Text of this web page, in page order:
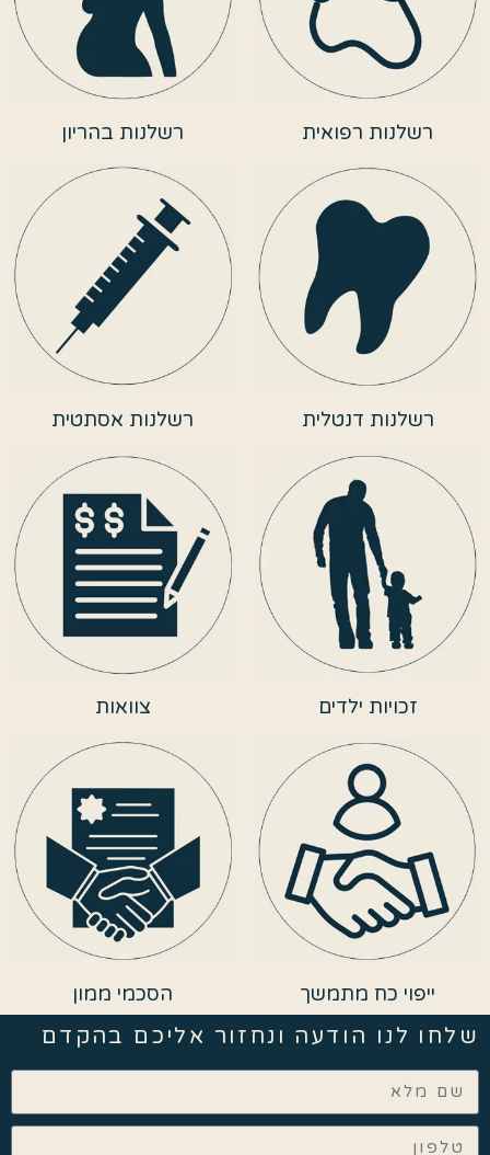
רשלנות רפואית רשלנות בהריון
רשלנות דנטלית רשלנות אסתטית
זכויות ילדים צוואות
ייפוי כח מתמשך הסכמי ממון
שלחו לנו הודעה ונחזור אליכם בהקדם